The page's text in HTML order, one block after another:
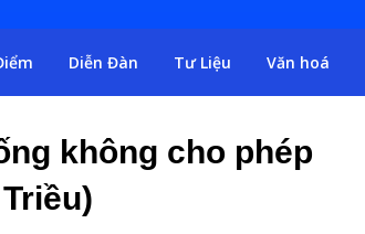
Diễn Đàn Tư Liệu Văn hoá
không cho phép